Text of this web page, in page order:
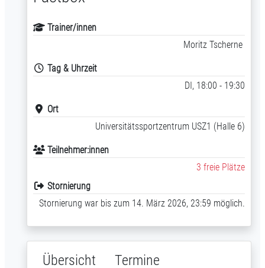
Übersicht Termine
Trainer/innen
Moritz Tscherne
Tag & Uhrzeit
DI, 18:00 - 19:30
Ort
Universitätssportzentrum USZ1 (Halle 6)
Teilnehmer:innen
3 freie Plätze
Stornierung
Stornierung war bis zum 14. März 2026, 23:59 möglich.